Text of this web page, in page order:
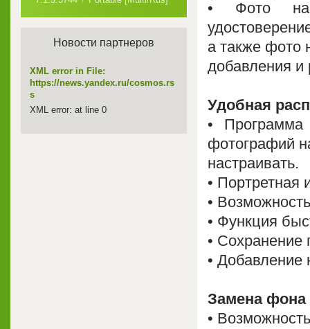
• Фото на
а также фото
добавления и
Удобная
• Программа
фотографий
настраивать.
• Портретная
•
• Функция
• Сохранение
•
Замена
•
Новости партнеров
XML error in File:
https://news.yandex.ru/cosmos.rs
s
XML error: at line 0